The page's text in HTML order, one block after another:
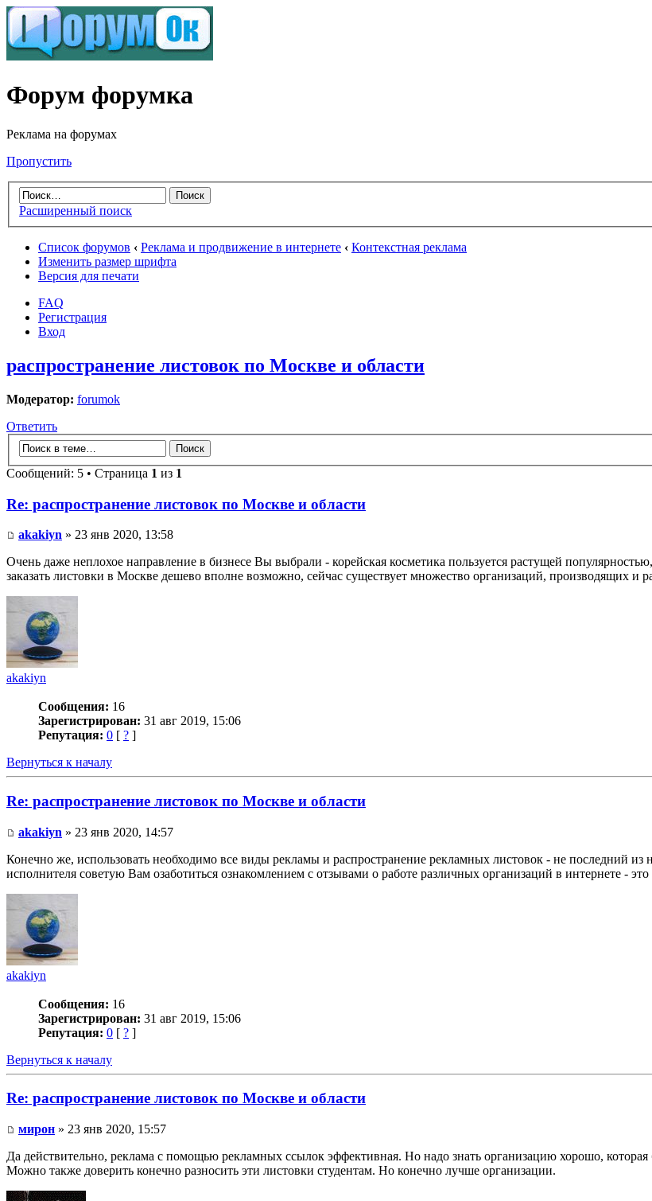
Форум форумка
Реклама на форумах
Пропустить
Расширенный поиск
Список форумов ‹ Реклама и продвижение в интернете ‹ Контекстная реклама
Изменить размер шрифта
Версия для печати
FAQ
Регистрация
Вход
распространение листовок по Москве и области
Модератор: forumok
Ответить
Сообщений: 5 • Страница 1 из 1
Re: распространение листовок по Москве и области
akakiyn » 23 янв 2020, 13:58
Очень даже неплохое направление в бизнесе Вы выбрали - корейская косметика пользуется растущей
заказать листовки в Москве дешево вполне возможно, сейчас существует множество организаций, производящих и
akakiyn
Сообщения: 16
Зарегистрирован: 31 авг 2019, 15:06
Репутация: 0 [ ? ]
Вернуться к началу
Re: распространение листовок по Москве и области
akakiyn » 23 янв 2020, 14:57
Конечно же, использовать необходимо все виды рекламы и распространение рекламных листовок - не последний
исполнителя советую Вам озаботиться ознакомлением с отзывами о работе различных организаций в интернете -
akakiyn
Сообщения: 16
Зарегистрирован: 31 авг 2019, 15:06
Репутация: 0 [ ? ]
Вернуться к началу
Re: распространение листовок по Москве и области
мирон » 23 янв 2020, 15:57
Да действительно, реклама с помощью рекламных ссылок эффективная. Но надо знать организацию хорошо,
Можно также доверить конечно разносить эти листовки студентам. Но конечно лучше организации.